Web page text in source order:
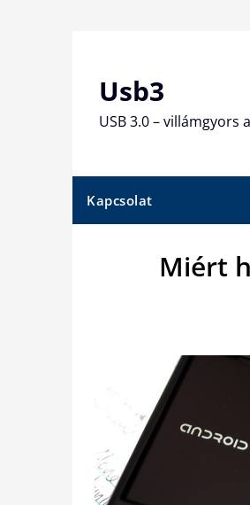
Usb3
USB 3.0 –
Kapcsolat
Miért